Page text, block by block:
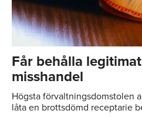
Får behålla
misshandel
Högsta förvaltningsdomstolen
låta en brottsdömd receptarie